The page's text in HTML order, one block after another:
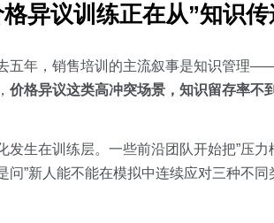
异议训练正在从”知识
五年，销售培训的主流叙事是知识管理
价格异议这类高冲突场景，知识留存率不
发生在训练层。一些前沿团队开始把”压
问”新人能不能在模拟中连续应对三种不